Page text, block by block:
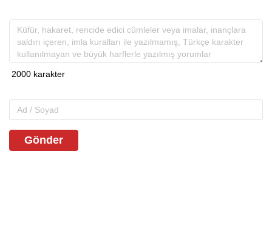
Gönder